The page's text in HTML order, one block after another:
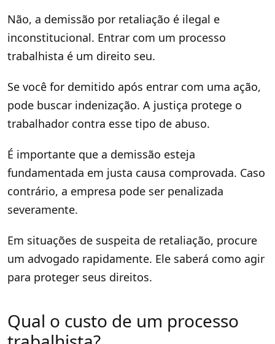
Não, a demissão por retaliação é ilegal e
inconstitucional. Entrar com um processo
trabalhista é um direito seu.
Se você for demitido após entrar com uma ação,
pode buscar indenização. A justiça protege o
trabalhador contra esse tipo de abuso.
É importante que a demissão esteja
fundamentada em justa causa comprovada. Caso
contrário, a empresa pode ser penalizada
severamente.
Em situações de suspeita de retaliação, procure
um advogado rapidamente. Ele saberá como agir
para proteger seus direitos.
Qual o custo de um processo